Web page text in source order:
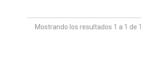
Mostrando los resultados 1 a 1 de 1